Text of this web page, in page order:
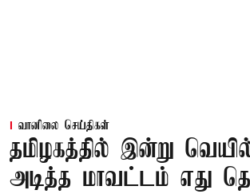
வானிலை செய்திகள்
தமிழகத்தில் இன்று
அடித்த மாவட்டம் எது